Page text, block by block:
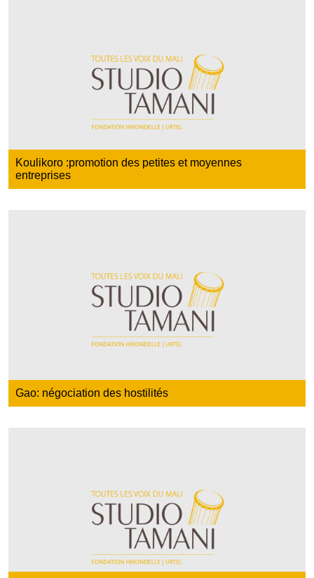
Koulikoro :promotion des petites et moyennes
entreprises
Gao: négociation des hostilités